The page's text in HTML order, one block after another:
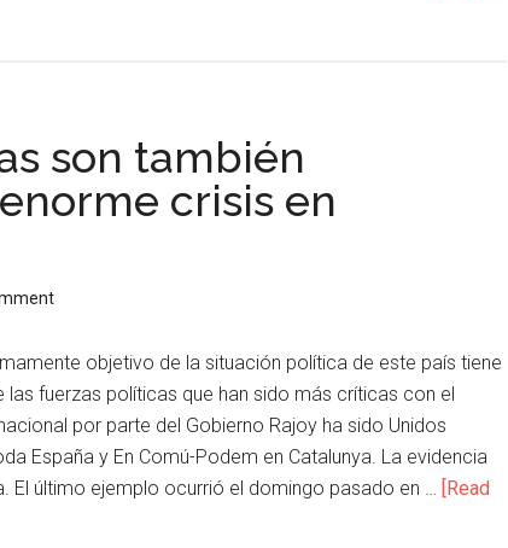
son también
crisis en
objetivo de la situación política de este país tiene
las fuerzas políticas que han sido más críticas con el
por parte del Gobierno Rajoy ha sido Unidos
España y En Comú-Podem en Catalunya. La evidencia
El último ejemplo ocurrió el domingo pasado en … [Read